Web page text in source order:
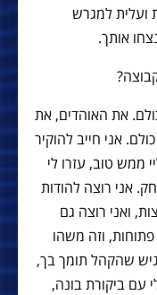
ועלית למגרש
אותך.
את האוהדים, את
אני חייב להוקיר
ממש טוב, עזרו לי
אני רוצה להודות
ואני רוצה גם
פתוחות, וזה משהו
שהקהל תומך בך,
עם ביקורת בונה,